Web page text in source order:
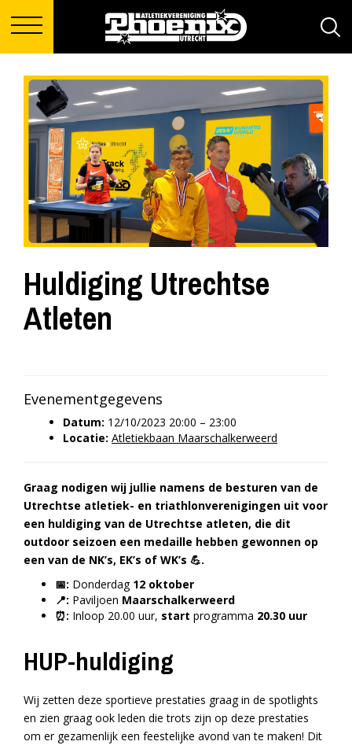
Huldiging Utrechtse
Atleten
Evenementgegevens
Datum: 12/10/2023 20:00 – 23:00
Locatie: Atletiekbaan Maarschalkerweerd
Graag nodigen wij jullie namens de besturen van de
Utrechtse atletiek- en triathlonverenigingen uit voor
een huldiging van de Utrechtse atleten, die dit
outdoor seizoen een medaille hebben gewonnen op
een van de NK’s, EK’s of WK’s 💪.
📅: Donderdag 12 oktober
📍: Paviljoen Maarschalkerweerd
⏰: Inloop 20.00 uur, start programma 20.30 uur
HUP-huldiging
Wij zetten deze sportieve prestaties graag in de spotlights
en zien graag ook leden die trots zijn op deze prestaties
om er gezamenlijk een feestelijke avond van te maken! Dit